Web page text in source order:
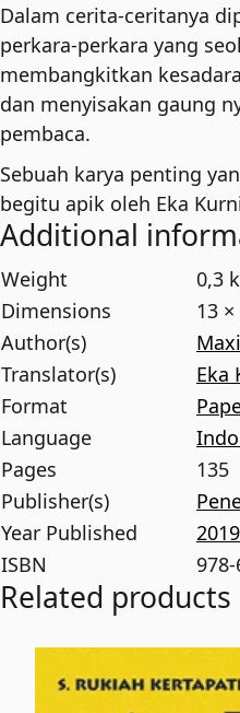
Dalam cerita-ceritanya
perkara-perkara yang
membangkitkan
dan menyisakan gaung
pembaca.
Sebuah karya penting
begitu apik oleh Eka
Additional
Weight
0,3
Dimensions
13
Author(s)
Translator(s)
Eka
Format
Language
Pages
135
Publisher(s)
Year Published
2019
ISBN
Related products